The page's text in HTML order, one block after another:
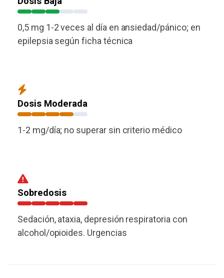
0,5 mg 1-2 veces al día en ansiedad/pánico; en
epilepsia según ficha técnica
Dosis Moderada
1-2 mg/día; no superar sin criterio médico
Sobredosis
Sedación, ataxia, depresión respiratoria con
alcohol/opioides. Urgencias